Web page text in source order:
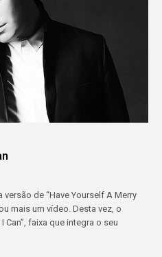
de “Have Yourself A Merry
mais um vídeo. Desta vez, o
Can”, faixa que integra o seu